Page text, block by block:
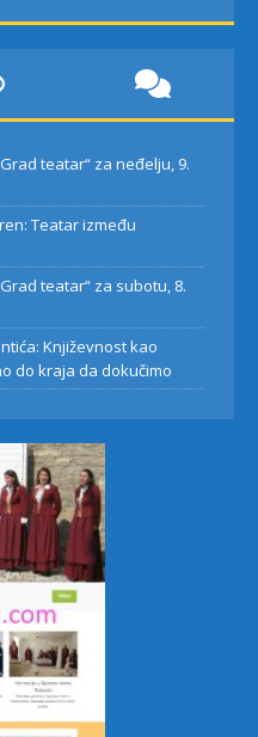
teatar“ za neđelju, 9.
Teatar između
teatar“ za subotu, 8.
Književnost kao
do kraja da dokučimo